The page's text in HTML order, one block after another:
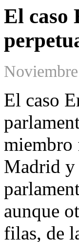
El caso
El caso
miembro
Madrid y
aunque
filas, de